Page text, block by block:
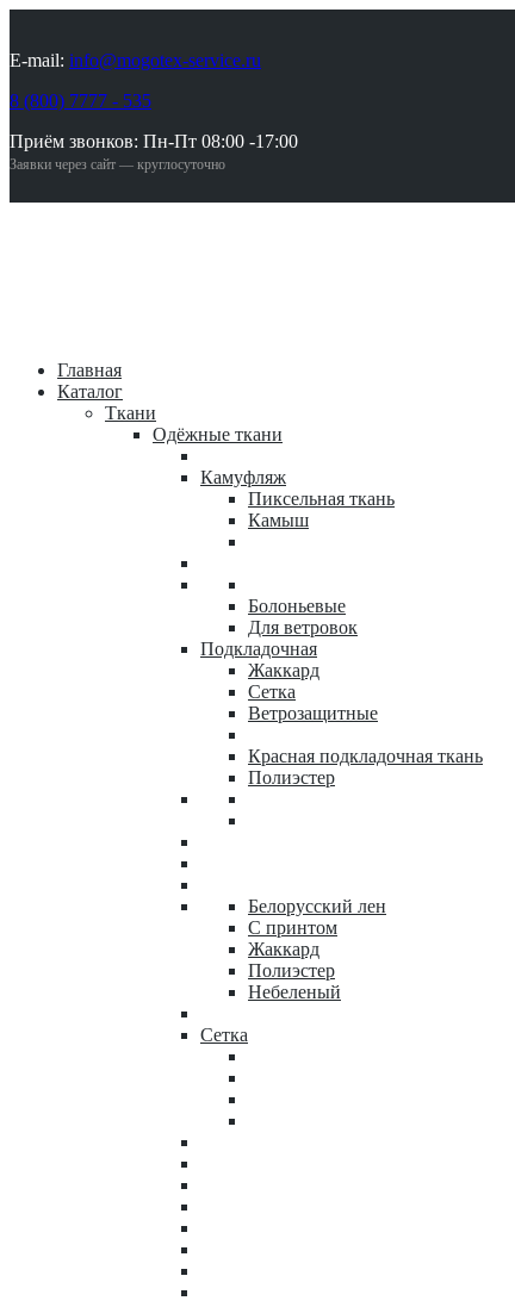
E-mail: info@mogotex-service.ru
8 (800) 7777 - 535
Приём звонков: Пн-Пт 08:00 -17:00
Заявки через сайт — круглосуточно
Главная
Каталог
Ткани
Одёжные ткани
Камуфляж
Пиксельная ткань
Камыш
Болоньевые
Для ветровок
Подкладочная
Жаккард
Сетка
Ветрозащитные
Красная подкладочная ткань
Полиэстер
Белорусский лен
С принтом
Жаккард
Полиэстер
Небеленый
Сетка